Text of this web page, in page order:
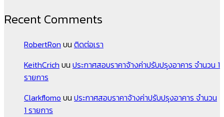
Recent Comments
RobertRon บน ติดต่อเรา
KeithCrich บน ประกาศสอบราคาจ้างค่าปรับปรุงอาคาร จำนวน 1
รายการ
Clarkflomo บน ประกาศสอบราคาจ้างค่าปรับปรุงอาคาร จำนวน
1 รายการ